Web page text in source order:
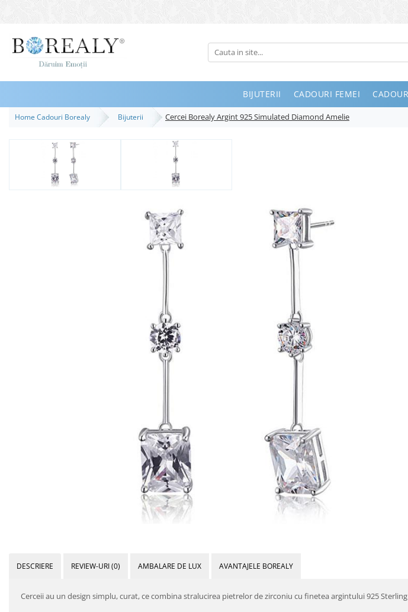
Bijuterii
Inele
Bratari
BIJUTERII CADOURI FEMEI
Home Cadouri Borealy Bijuterii Cercei Borealy Argint 925 Simulated Diamond Amelie
DESCRIERE REVIEW-URI(0) AMBALARE DE LUX AVANTAJELE BOREALY
Cerceii au un design simplu, curat, ce combina stralucirea pietrelor de zirconiu cu finetea argintului 925